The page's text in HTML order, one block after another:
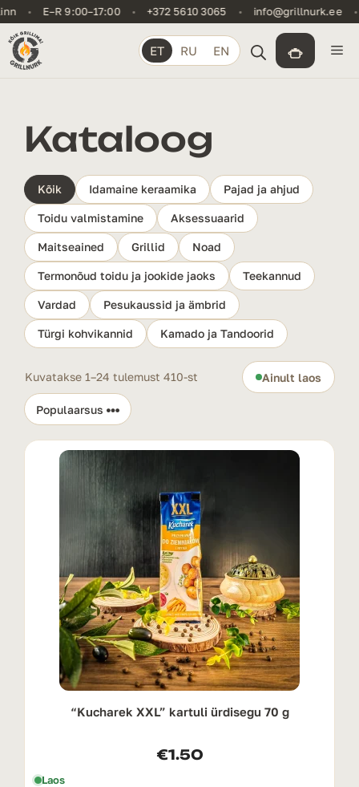
Skip
content
• E–R 9:00–17:00 • +372 5610 3065 • info@grillnurk.ee •
ET RU EN
Kataloog
Kõik Idamaine keraamika Pajad ja ahjud
Toidu valmistamine Aksessuaarid
Maitseained Grillid Noad
Termonõud toidu ja jookide jaoks Teekannud
Vardad Pesukaussid ja ämbrid
Türgi kohvikannid Kamado ja Tandoorid
Kuvatakse 1–24 tulemust 410-st Ainult laos
“Kucharek XXL” kartuli ürdisegu 70 g
€1.50
Laos